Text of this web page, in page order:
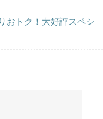
おトク！大好評スペシ